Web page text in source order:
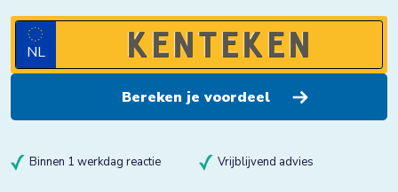
NL
Binnen 1 werkdag reactie Vrijblijvend advies